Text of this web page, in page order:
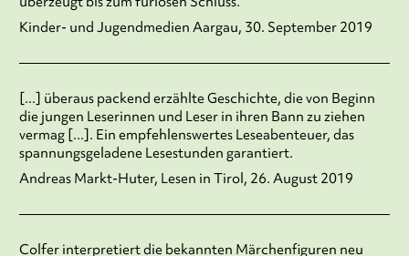
Kinder- und Jugendmedien Aargau, 30. September 2019
[...] überaus packend erzählte Geschichte, die von Beginn
die jungen Leserinnen und Leser in ihren Bann zu ziehen
vermag [...]. Ein empfehlenswertes Leseabenteuer, das
spannungsgeladene Lesestunden garantiert.
Andreas Markt-Huter, Lesen in Tirol, 26. August 2019
Colfer interpretiert die bekannten Märchenfiguren neu